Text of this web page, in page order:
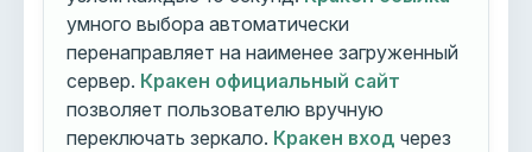
умного выбора автоматически
перенаправляет на наименее загруженный
сервер. Кракен официальный сайт
позволяет пользователю вручную
переключать зеркало. Кракен вход через